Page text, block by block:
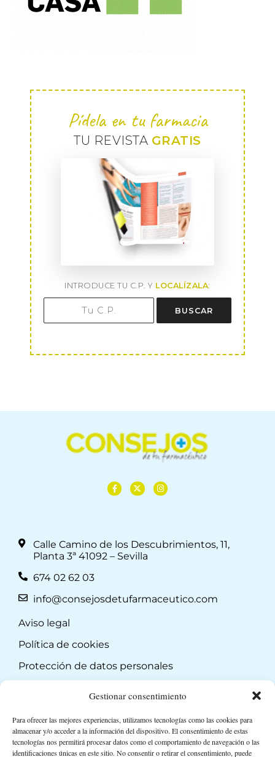
Gestionar consentimiento
Para ofrecer las mejores experiencias, utilizamos tecnologías como las cookies para
almacenar y/o acceder a la información del dispositivo. El consentimiento de estas
tecnologías nos permitirá procesar datos como el comportamiento de navegación o las
identificaciones únicas en este sitio. No consentir o retirar el consentimiento, puede
Pídela en tu farmacia
TU REVISTA GRATIS
INTRODUCE TU C.P. Y LOCALÍZALA:
BUSCAR
Calle Camino de los Descubrimientos, 11,
Planta 3ª 41092 – Sevilla
674 02 62 03
info@consejosdetufarmaceutico.com
Aviso legal
Política de cookies
Protección de datos personales